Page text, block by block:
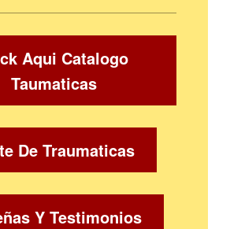
Aqui Catalogo
Taumaticas
De Traumaticas
Y Testimonios